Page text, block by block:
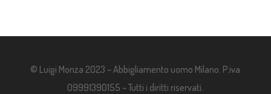
© Luigi Monza 2023 – Abbigliamento uomo Milano. P.iva
09991390155 – Tutti i diritti riservati.